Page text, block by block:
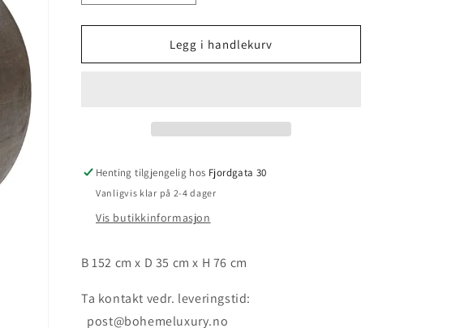
antallet
for
Konsollbord
i
antallet
for
Konsollbord
i
Legg i handlekurv
Henting tilgjengelig hos Fjordgata 30
Vanligvis klar på 2-4 dager
Vis butikkinformasjon
B 152 cm x D 35 cm x H 76 cm
Ta kontakt vedr. leveringstid:
post@bohemeluxury.no